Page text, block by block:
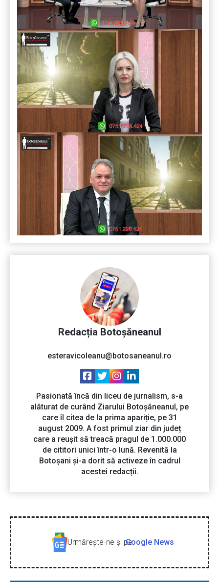
Redacția Botoșăneanul
esteravicoleanu@botosaneanul.ro
Pasionată încă din liceu de jurnalism, s-a
alăturat de curând Ziarului Botoșăneanul, pe
care îl citea de la prima apariție, pe 31
august 2009. A fost primul ziar din județ
care a reușit să treacă pragul de 1.000.000
de cititori unici într-o lună. Revenită la
Botoșani și-a dorit să activeze în cadrul
acestei redacții.
Urmăreşte-ne şi peGoogle News